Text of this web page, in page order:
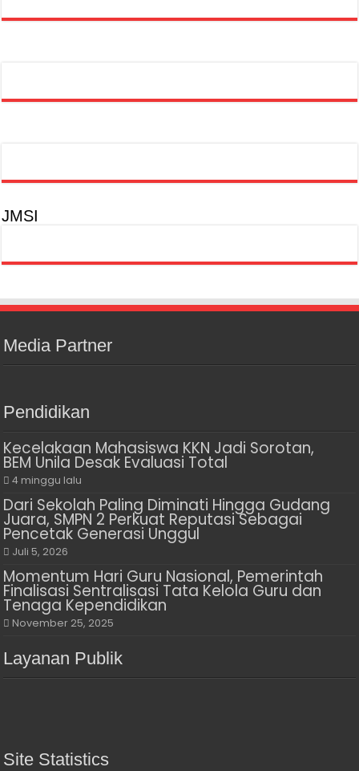
JMSI
Media Partner
Pendidikan
Kecelakaan Mahasiswa KKN Jadi Sorotan,
BEM Unila Desak Evaluasi Total
4 minggu lalu
Dari Sekolah Paling Diminati Hingga Gudang
Juara, SMPN 2 Perkuat Reputasi Sebagai
Pencetak Generasi Unggul
Juli 5, 2026
Momentum Hari Guru Nasional, Pemerintah
Finalisasi Sentralisasi Tata Kelola Guru dan
Tenaga Kependidikan
November 25, 2025
Layanan Publik
Site Statistics